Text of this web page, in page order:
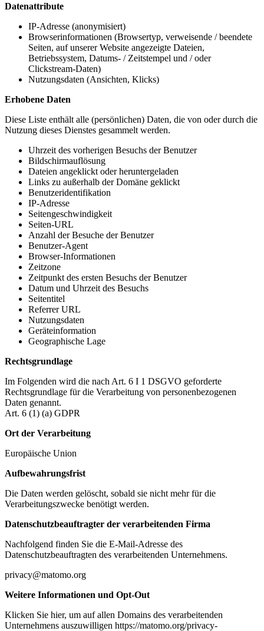
Datenattribute
IP-Adresse (anonymisiert)
Browserinformationen (Browsertyp, verweisende / beendete
Seiten, auf unserer Website angezeigte Dateien,
Betriebssystem, Datums- / Zeitstempel und / oder
Clickstream-Daten)
Nutzungsdaten (Ansichten, Klicks)
Erhobene Daten
Diese Liste enthält alle (persönlichen) Daten, die von oder durch die
Nutzung dieses Dienstes gesammelt werden.
Uhrzeit des vorherigen Besuchs der Benutzer
Bildschirmauflösung
Dateien angeklickt oder heruntergeladen
Links zu außerhalb der Domäne geklickt
Benutzeridentifikation
IP-Adresse
Seitengeschwindigkeit
Seiten-URL
Anzahl der Besuche der Benutzer
Benutzer-Agent
Browser-Informationen
Zeitzone
Zeitpunkt des ersten Besuchs der Benutzer
Datum und Uhrzeit des Besuchs
Seitentitel
Referrer URL
Nutzungsdaten
Geräteinformation
Geographische Lage
Rechtsgrundlage
Im Folgenden wird die nach Art. 6 I 1 DSGVO geforderte
Rechtsgrundlage für die Verarbeitung von personenbezogenen
Daten genannt.
Art. 6 (1) (a) GDPR
Ort der Verarbeitung
Europäische Union
Aufbewahrungsfrist
Die Daten werden gelöscht, sobald sie nicht mehr für die
Verarbeitungszwecke benötigt werden.
Datenschutzbeauftragter der verarbeitenden Firma
Nachfolgend finden Sie die E-Mail-Adresse des
Datenschutzbeauftragten des verarbeitenden Unternehmens.
privacy@matomo.org
Weitere Informationen und Opt-Out
Klicken Sie hier, um auf allen Domains des verarbeitenden
Unternehmens auszuwilligen https://matomo.org/privacy-